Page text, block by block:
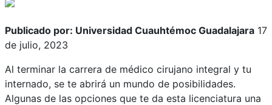
Publicado por: Universidad Cuauhtémoc Guadalajara 17
de julio, 2023
Al terminar la carrera de médico cirujano integral y tu
internado, se te abrirá un mundo de posibilidades.
Algunas de las opciones que te da esta licenciatura una